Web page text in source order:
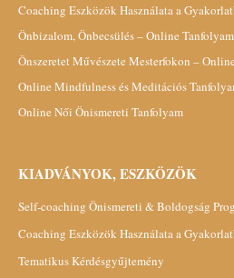
Coaching Eszközök Használata a
Önbizalom, Önbecsülés – Online Tanfolyam
Önszeretet Művészete Mesterfokon –
Online Mindfulness és Meditációs
Online Női Önismereti Tanfolyam
KIADVÁNYOK, ESZKÖZÖK
Self-coaching Önismereti & Boldogság
Coaching Eszközök Használata a
Tematikus Kérdésgyűjtemény